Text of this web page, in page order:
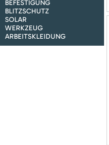
BEFESTIGUNG
BLITZSCHUTZ
SOLAR
WERKZEUG
ARBEITSKLEIDUNG